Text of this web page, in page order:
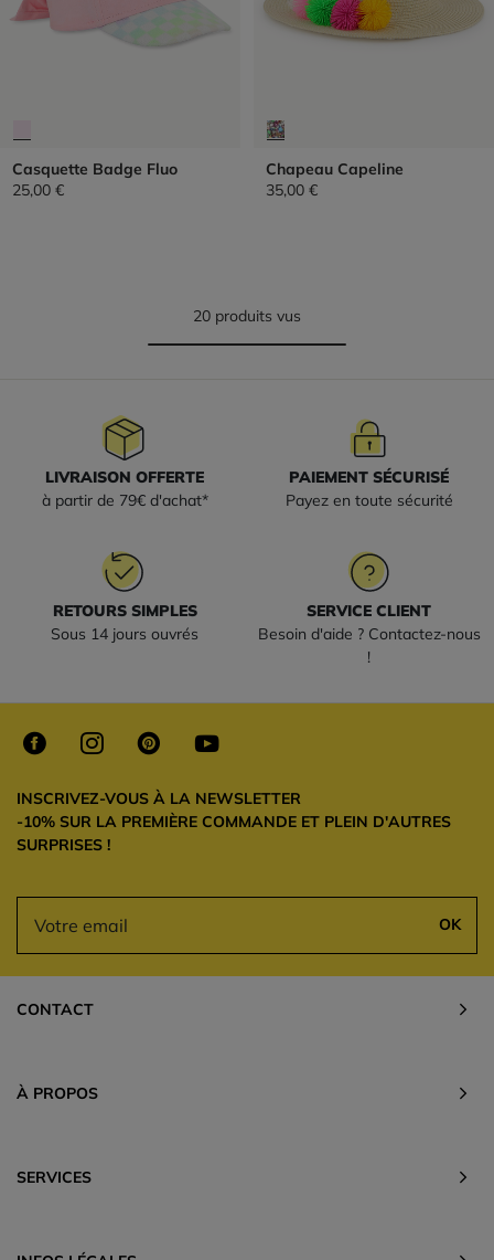
Casquette Badge Fluo
25,00 €
Chapeau Capeline
35,00 €
20 produits vus
LIVRAISON OFFERTE
à partir de 79€ d'achat*
PAIEMENT SÉCURISÉ
Payez en toute sécurité
RETOURS SIMPLES
Sous 14 jours ouvrés
SERVICE CLIENT
Besoin d'aide ? Contactez-nous
!
INSCRIVEZ-VOUS À LA NEWSLETTER
-10% SUR LA PREMIÈRE COMMANDE ET PLEIN D'AUTRES
SURPRISES !
OK
CONTACT
À PROPOS
SERVICES